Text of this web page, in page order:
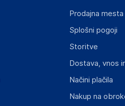
Prodajna mesta
Splošni pogoji
Storitve
Dostava, vnos
Načini plačila
Nakup na